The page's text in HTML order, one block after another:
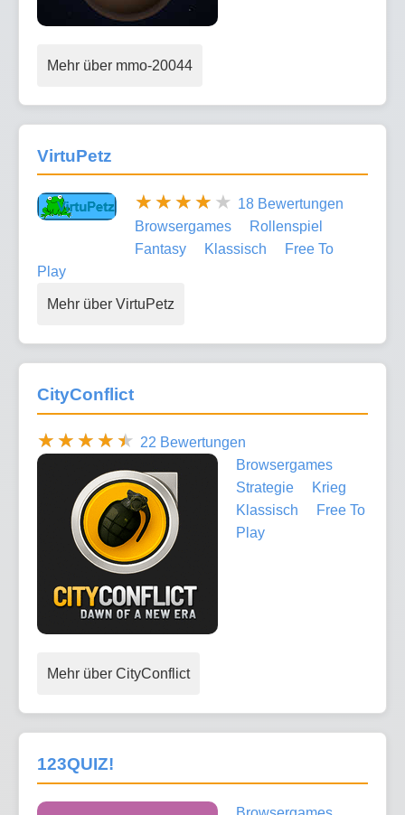
Mehr über mmo-20044
VirtuPetz
18 Bewertungen
Browsergames
Rollenspiel
Fantasy
Klassisch
Free To
Play
Mehr über VirtuPetz
CityConflict
22 Bewertungen
Browsergames
Strategie
Krieg
Klassisch
Free To
Play
Mehr über CityConflict
123QUIZ!